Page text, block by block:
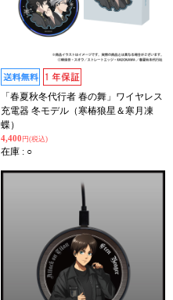
「春夏秋冬代行者 春の舞」ワイヤレス
充電器 冬モデル（寒椿狼星＆寒月凍
蝶）
4,400 円(税込)
在庫 : ○